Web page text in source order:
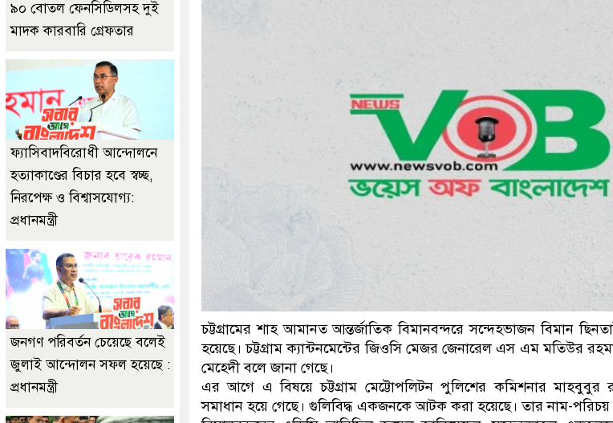
চট্টগ্রামের শাহ আমানত আন্তর্জাতিক বিমানবন্দরে সন্দেহভাজন বিমান
হয়েছে। চট্টগ্রাম ক্যান্টনমেন্টের জিওসি মেজর জেনারেল এস এম মতিউর
মেহেদী বলে জানা গেছে।
এর আগে এ বিষয়ে চট্টগ্রাম মেট্টোপলিটন পুলিশের কমিশনার মাহবুবুর
সমাধান হয়ে গেছে। গুলিবিদ্ধ একজনকে আটক করা হয়েছে। তার নাম-পরিচয়
৯০ বোতল ফেনসিডিলসহ দুই
মাদক কারবারি গ্রেফতার
ফ্যাসিবাদবিরোধী আন্দোলনে
হত্যাকাণ্ডের বিচার হবে স্বচ্ছ,
নিরপেক্ষ ও বিশ্বাসযোগ্য:
প্রধানমন্ত্রী
জনগণ পরিবর্তন চেয়েছে বলেই
জুলাই আন্দোলন সফল হয়েছে :
প্রধানমন্ত্রী